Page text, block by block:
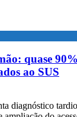
quase
ao SUS
diagnóstico